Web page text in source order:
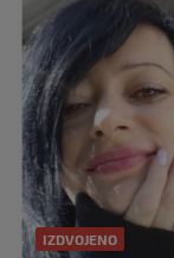
IZDVOJENO